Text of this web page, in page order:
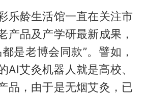
乐龄生活馆一直在关注市
产品及产学研最新成果，
是老博会同款”。譬如，
AI艾灸机器人就是高校、
品，由于是无烟艾灸，已